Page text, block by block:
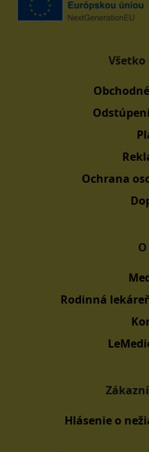
Ochrana
Rodinná
Hlásenie o